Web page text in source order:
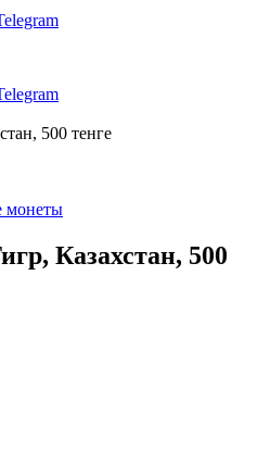
500 тенге
монеты
Казахстан, 500